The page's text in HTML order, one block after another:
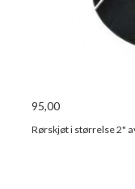
95,00
Rørskjøt i størrelse 2"